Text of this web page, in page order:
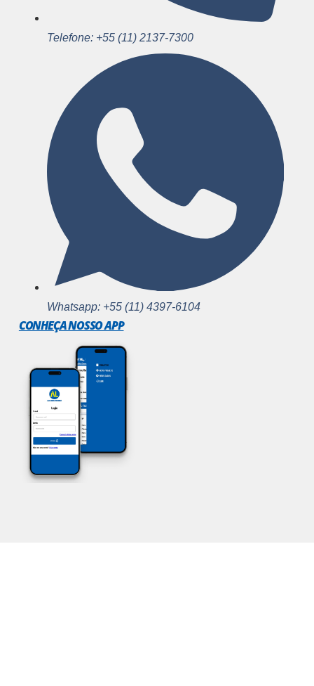
Telefone: +55 (11) 2137-7300
Whatsapp: +55 (11) 4397-6104
CONHEÇA NOSSO APP